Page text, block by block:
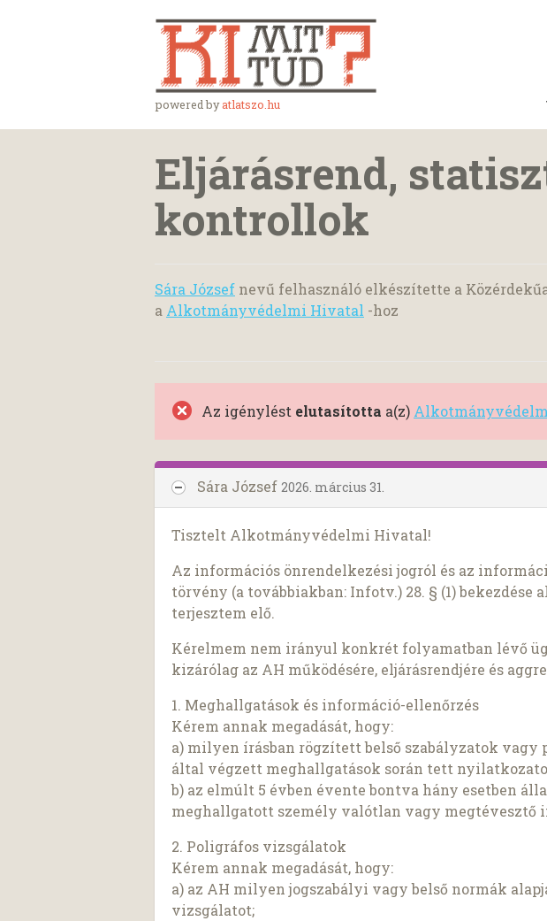
powered byatlatszo.hu
Eljárásrend,
kontrollok
Sára József nevű felhasználó elkészítette a
a Alkotmányvédelmi Hivatal -hoz
Az igénylést elutasította a(z)
Sára József 2026. március 31.
Tisztelt Alkotmányvédelmi Hivatal!
Az információs önrendelkezési jogról és az
törvény (a továbbiakban: Infotv.) 28. § (1)
terjesztem elő.
Kérelmem nem irányul konkrét folyamatban lévő
kizárólag az AH működésére, eljárásrendjére és
1. Meghallgatások és információ-ellenőrzés
Kérem annak megadását, hogy:
a) milyen írásban rögzített belső szabályzatok
által végzett meghallgatások során tett
b) az elmúlt 5 évben évente bontva hány esetben
meghallgatott személy valótlan vagy megtévesztő
2. Poligráfos vizsgálatok
Kérem annak megadását, hogy:
a) az AH milyen jogszabályi vagy belső normák
vizsgálatot;